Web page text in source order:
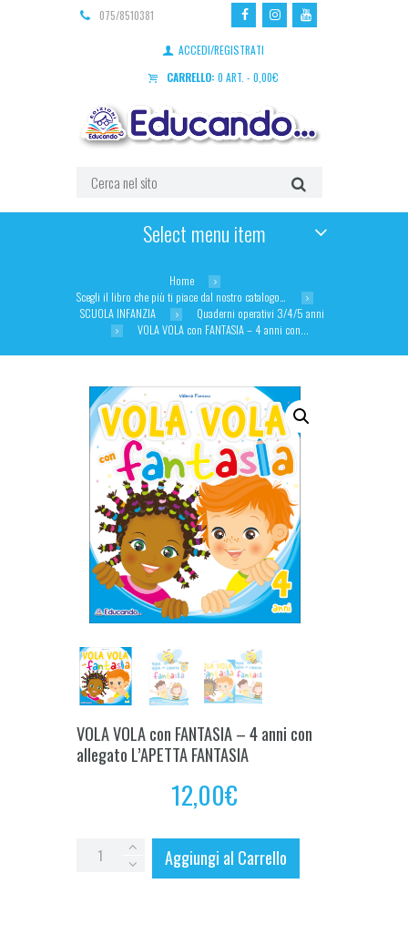
075/8510381
ACCEDI/REGISTRATI
CARRELLO: 0 ART. - 0,00€
Select menu item
Home
Scegli il libro che più ti piace dal nostro catalogo…
SCUOLA INFANZIA
Quaderni operativi 3/4/5 anni
VOLA VOLA con FANTASIA – 4 anni con...
VOLA VOLA con FANTASIA – 4 anni con
allegato L’APETTA FANTASIA
12,00€
VOLA
Aggiungi al Carrello